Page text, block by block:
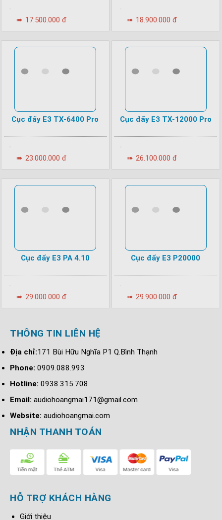
➠ 17.500.000 đ
➠ 18.900.000 đ
Cục đẩy E3 TX-6400 Pro
➠ 23.000.000 đ
Cục đẩy E3 TX-12000 Pro
➠ 26.100.000 đ
Cục đẩy E3 PA 4.10
➠ 29.000.000 đ
Cục đẩy E3 P20000
➠ 29.900.000 đ
THÔNG TIN LIÊN HỆ
Địa chỉ:171 Bùi Hữu Nghĩa P1 Q.Bình Thạnh
Phone: 0909.088.993
Hotline: 0938.315.708
Email: audiohoangmai171@gmail.com
Website: audiohoangmai.com
NHẬN THANH TOÁN
HỖ TRỢ KHÁCH HÀNG
Giới thiệu